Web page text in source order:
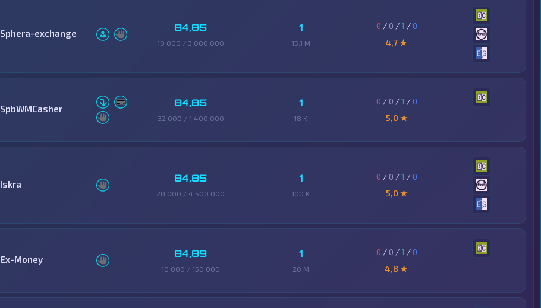
Sphera-exchange 84,85
10 000 / 3 000 000
1
15,1 M
0 / 0 /1 /0
4,7 ★
SpbWMCasher 84,85
32 000 / 1 400 000
1
18 K
0 / 0 /1 /0
5,0 ★
Iskra 84,85
20 000 / 4 500 000
1
100 K
0 / 0 /1 /0
5,0 ★
Ex-Money 84,89
10 000 / 150 000
1
20 M
0 / 0 /1 /0
4,8 ★